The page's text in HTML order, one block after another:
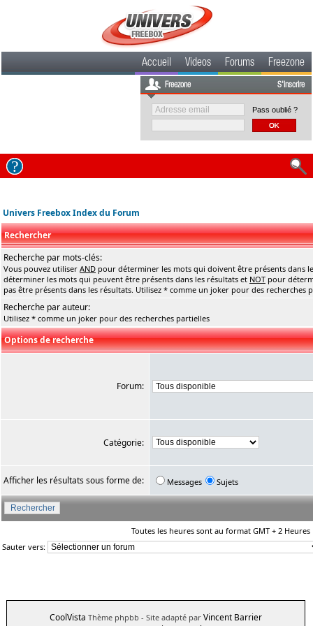
Accueil Videos Forums Freezone
Freezone S'inscrire
Pass oublié ?
Univers Freebox Index du Forum
Rechercher
Recherche par mots-clés:
Vous pouvez utiliser AND pour déterminer les mots qui doivent être présents dans
déterminer les mots qui peuvent être présents dans les résultats et NOT pour
pas être présents dans les résultats. Utilisez * comme un joker pour des recherches
Recherche par auteur:
Utilisez * comme un joker pour des recherches partielles
Options de recherche
Forum:
Catégorie:
Afficher les résultats sous forme de: Messages Sujets
Toutes les heures sont au format GMT + 2 Heures
Sauter vers:
CoolVista Thème phpbb - Site adapté par Vincent Barrier